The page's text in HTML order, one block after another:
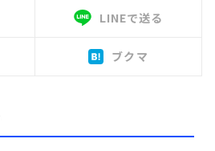
LINEで送る
ブクマ